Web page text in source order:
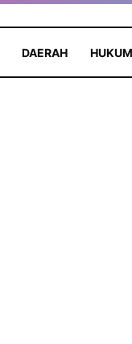
DAERAH HUKUM